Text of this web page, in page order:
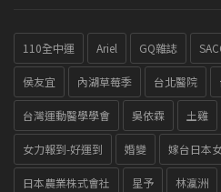
110全中運 Ariel GQ雜誌
侯友宜 內湖草莓季 台北醫院
台灣運動醫學學會 吳依霖 土雞
女力報到-好運到 婚變 嫁台日本
日本農業株式會社 星予 林瀛洲